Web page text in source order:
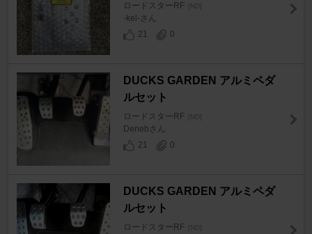
ロードスターRF [ND]
-kel-さん
21
0
DUCKS GARDEN アルミペダ
ルセット
ロードスターRF [ND]
Denebさん
21
0
DUCKS GARDEN アルミペダ
ルセット
ロードスターRF [ND]